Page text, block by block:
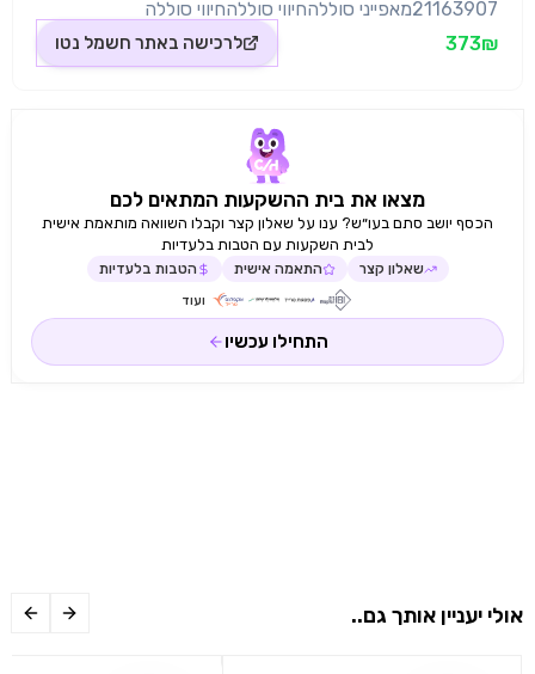
21163907מאפייני סוללהחיווי סוללהחיווי סוללה
חלשהטכנולוגיית סוללה Li-ionסוללה נטענתמפרטתוספים
כלולים כפתור כיבוי והפעלה, קוצץ זקן, קוצץ מדויק, קוצץ
תוספים 6משך הפעלה רציפה 1 שעותסוג מתח סוללה
נטענתטעינה מהירה 5 דקות לטעינה מספירה לשימושמשקל
373₪ לרכישה באתר חשמל נטו
מצאו את בית ההשקעות המתאים לכם
הכסף יושב סתם בעו״ש? ענו על שאלון קצר וקבלו השוואה מותאמת אישית
לבית השקעות עם הטבות בלעדיות
שאלון קצר התאמה אישית הטבות בלעדיות
ועוד
התחילו עכשיו
אולי יעניין אותך גם..